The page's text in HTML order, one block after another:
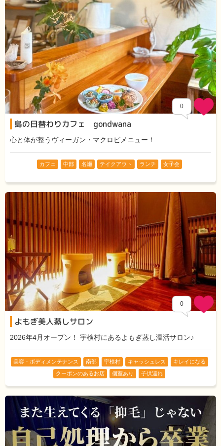
0
島の日替わりカフェ gondwana
心と体が整うヴィーガン・マクロビメニュー！
カフェ 中部 名瀬 テイクアウト ランチ 女子会
0
よもぎ美人蒸しサロン
2026年4月オープン！ 宇検村にあるよもぎ蒸し温活サロン♪
美容・ボディメンテナンス 南部 宇検村 キャッシュレス
キレイになる
クーポンのあるお店
個室あり 子供連れ